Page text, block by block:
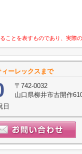
ことを表すものであり、実際
ーレックスまで
〒742-0032
山口県柳井市古開作
日